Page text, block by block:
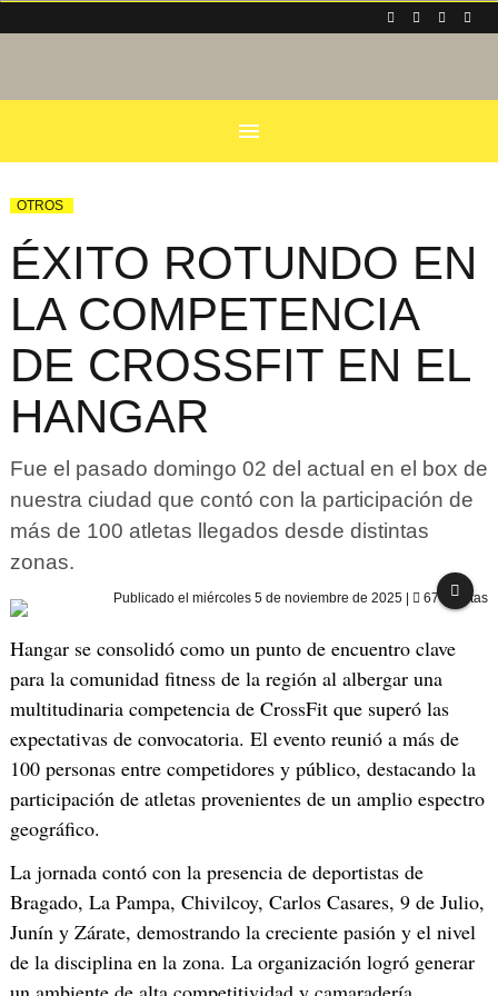
menu
OTROS
ÉXITO ROTUNDO EN
LA COMPETENCIA
DE CROSSFIT EN EL
HANGAR
Fue el pasado domingo 02 del actual en el box de
nuestra ciudad que contó con la participación de
más de 100 atletas llegados desde distintas
zonas.
Publicado el miércoles 5 de noviembre de 2025 676 visitas
Hangar se consolidó como un punto de encuentro clave
para la comunidad fitness de la región al albergar una
multitudinaria competencia de CrossFit que superó las
expectativas de convocatoria. El evento reunió a más de
100 personas entre competidores y público, destacando la
participación de atletas provenientes de un amplio espectro
geográfico.
La jornada contó con la presencia de deportistas de
Bragado, La Pampa, Chivilcoy, Carlos Casares, 9 de Julio,
Junín y Zárate, demostrando la creciente pasión y el nivel
de la disciplina en la zona. La organización logró generar